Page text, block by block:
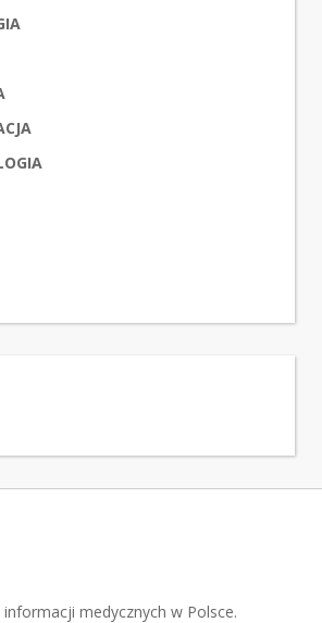
medycznych w Polsce.